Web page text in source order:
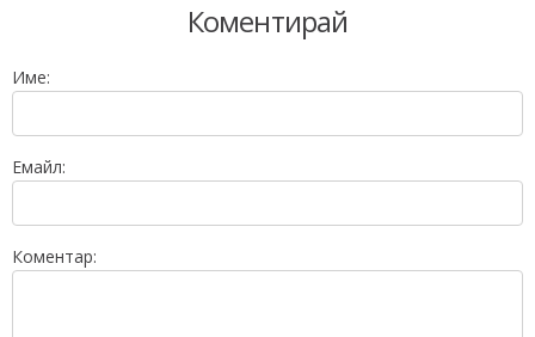
Коментирай
Име:
Емайл:
Коментар: